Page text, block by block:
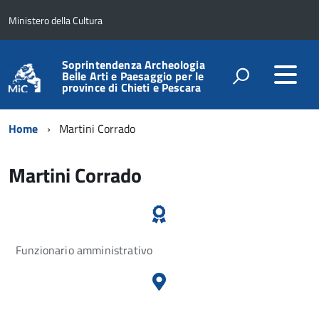
Ministero della Cultura
Soprintendenza Archeologia
Belle Arti e Paesaggio per le
province di Chieti e Pescara
Home Martini Corrado
Martini Corrado
Funzionario amministrativo